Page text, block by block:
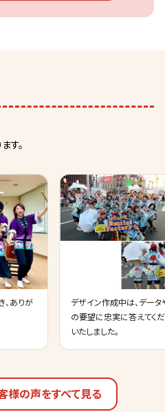
す。
、ありが
デザイン作成中は、データ
の要望に忠実に答えてくだ
いたしました。
様の声をすべて見る